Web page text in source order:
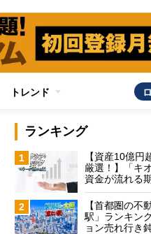
トレンド
ランキング
1
【資産10億円
厳選！】「キ
資金が流れる
2
【首都圏の不
駅」ランキン
ョン売れ行き